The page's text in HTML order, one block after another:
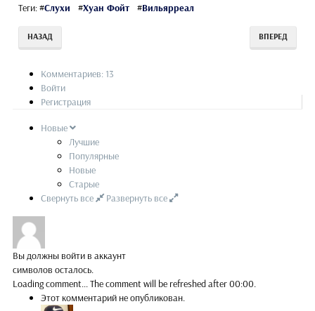
Теги:#Слухи #Хуан Фойт #Вильярреал
НАЗАД ВПЕРЕД
Комментариев: 13
Войти
Регистрация
Новые
Лучшие
Популярные
Новые
Старые
Свернуть все
Развернуть все
Вы должны войти в аккаунт
символов осталось.
Loading comment...The comment will be refreshed after00:00.
Этот комментарий не опубликован.